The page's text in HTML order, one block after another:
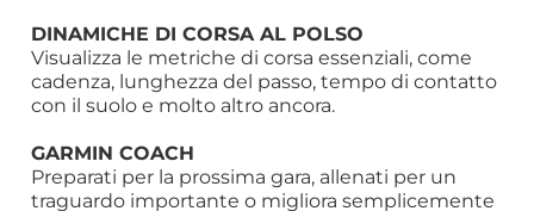
DINAMICHE DI CORSA AL POLSO
Visualizza le metriche di corsa essenziali, come
cadenza, lunghezza del passo, tempo di contatto
con il suolo e molto altro ancora.
GARMIN COACH
Preparati per la prossima gara, allenati per un
traguardo importante o migliora semplicemente